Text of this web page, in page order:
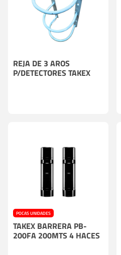
REJA DE 3 AROS
P/DETECTORES TAKEX
POCAS UNIDADES
TAKEX BARRERA PB-
200FA 200MTS 4 HACES